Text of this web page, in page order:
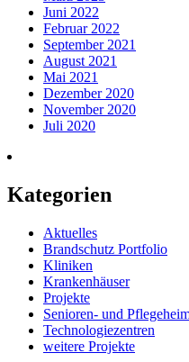
Juni 2022
Februar 2022
September 2021
August 2021
Mai 2021
Dezember 2020
November 2020
Juli 2020
Kategorien
Aktuelles
Brandschutz Portfolio
Kliniken
Krankenhäuser
Projekte
Senioren- und
Technologiezentren
weitere Projekte